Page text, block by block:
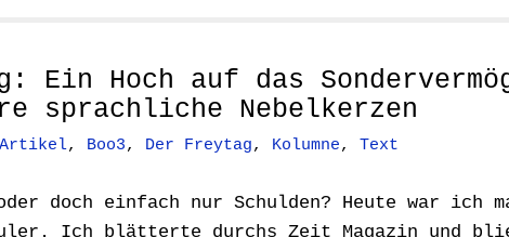
Ein Hoch auf das
sprachliche Nebelkerzen
Artikel, Boo3, Der Freytag, Kolumne, Text
oder doch einfach nur Schulden? Heute war ich
Ich blätterte durchs Zeit Magazin und